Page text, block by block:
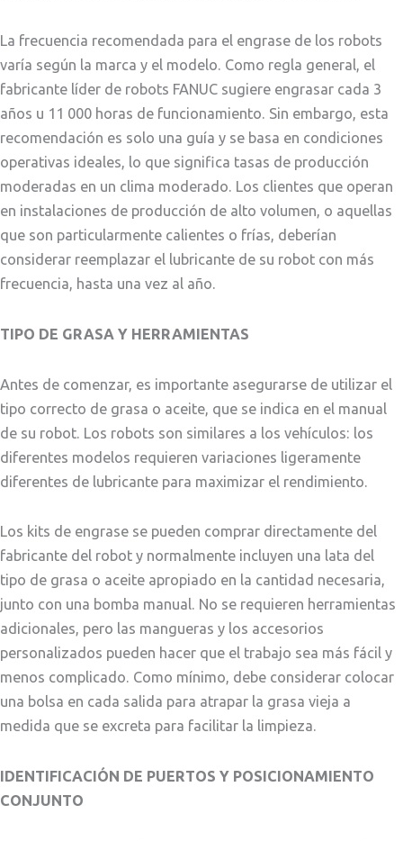
La frecuencia recomendada para el engrase de los robots
varía según la marca y el modelo. Como regla general, el
fabricante líder de robots FANUC sugiere engrasar cada 3
años u 11 000 horas de funcionamiento. Sin embargo, esta
recomendación es solo una guía y se basa en condiciones
operativas ideales, lo que significa tasas de producción
moderadas en un clima moderado. Los clientes que operan
en instalaciones de producción de alto volumen, o aquellas
que son particularmente calientes o frías, deberían
considerar reemplazar el lubricante de su robot con más
frecuencia, hasta una vez al año.
TIPO DE GRASA Y HERRAMIENTAS
Antes de comenzar, es importante asegurarse de utilizar el
tipo correcto de grasa o aceite, que se indica en el manual
de su robot. Los robots son similares a los vehículos: los
diferentes modelos requieren variaciones ligeramente
diferentes de lubricante para maximizar el rendimiento.
Los kits de engrase se pueden comprar directamente del
fabricante del robot y normalmente incluyen una lata del
tipo de grasa o aceite apropiado en la cantidad necesaria,
junto con una bomba manual. No se requieren herramientas
adicionales, pero las mangueras y los accesorios
personalizados pueden hacer que el trabajo sea más fácil y
menos complicado. Como mínimo, debe considerar colocar
una bolsa en cada salida para atrapar la grasa vieja a
medida que se excreta para facilitar la limpieza.
IDENTIFICACIÓN DE PUERTOS Y POSICIONAMIENTO
CONJUNTO